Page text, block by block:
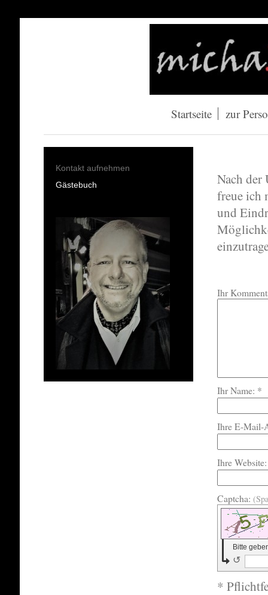
Startseite zur
Nach der
freue ich
und
Ihr
Ihr Name: *
Ihre E-Mail-
Ihre Website:
Captcha:
Bitte
↺
*
Kontakt aufnehmen
Gästebuch